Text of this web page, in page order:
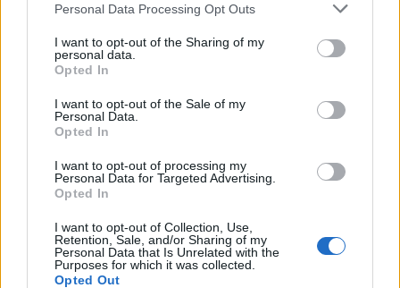
This information may also be disclosed by us to third parties
disclose it to other third parties.
Please note that this website/app uses one or more Google
services and may gather and store information including but
not limited to your visit or usage behaviour. You may click to
grant or deny consent to Google and its third-party tags to
consent section.
Personal Data Processing Opt Outs
I want to opt-out of the Sharing of my
personal data.
Opted In
I want to opt-out of the Sale of my
Personal Data.
Opted In
I want to opt-out of processing my
Personal Data for Targeted Advertising.
Opted In
I want to opt-out of Collection, Use,
Retention, Sale, and/or Sharing of my
Personal Data that Is Unrelated with the
Purposes for which it was collected.
Opted Out